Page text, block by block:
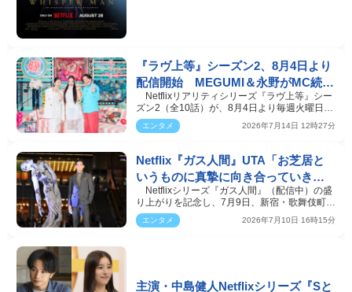
『ラヴ上等』シーズン2、8月4日より
配信開始 MEGUMI＆永野がMC続
投、Awichが初の恋リアMCに挑戦
Netflixリアリティシリーズ『ラヴ上等』シー
ズン2（全10話）が、8月4日より毎週火曜日、
3週にわたって世…
エンタメ 2026年7月14日 12時27分
Netflix『ガス人間』UTA「お芝居と
いうものに真摯に向き合っていきた
い」 俳優としての展望明かす
Netflixシリーズ『ガス人間』（配信中）の盛
り上がりを記念し、7月9日、新宿・歌舞伎町シ
ネシティ広場（…
エンタメ 2026年7月10日 16時15分
主演・中島健人Netflixシリーズ『Sと